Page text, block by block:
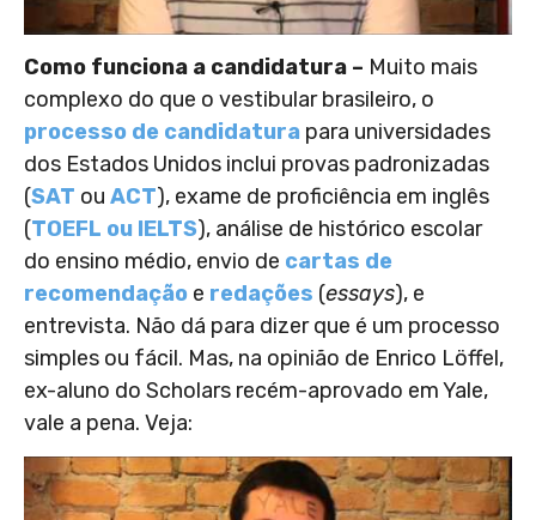
Como funciona a candidatura – Muito mais
complexo do que o vestibular brasileiro, o
processo de candidatura para universidades
dos Estados Unidos inclui provas padronizadas
(SAT ou ACT), exame de proficiência em inglês
(TOEFL ou IELTS), análise de histórico escolar
do ensino médio, envio de cartas de
recomendação e redações (essays), e
entrevista. Não dá para dizer que é um processo
simples ou fácil. Mas, na opinião de Enrico Löffel,
ex-aluno do Scholars recém-aprovado em Yale,
vale a pena. Veja: